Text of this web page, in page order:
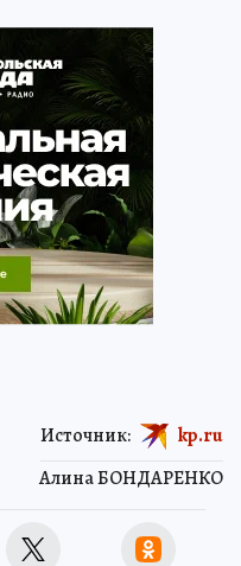
Алина БОНДАРЕНКО
Источник: kp.ru